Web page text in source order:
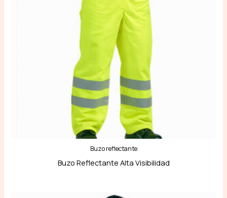
Buzo reflectante
Buzo Reflectante Alta Visibilidad